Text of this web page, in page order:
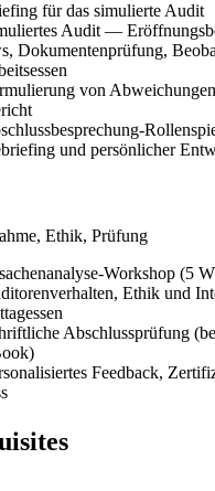
für das simulierte Audit
Audit —
Dokumentenprüfung,
von
und persönlicher
Ethik, Prüfung
Workshop (5
Ethik und
Abschlussprüfung
Feedback,